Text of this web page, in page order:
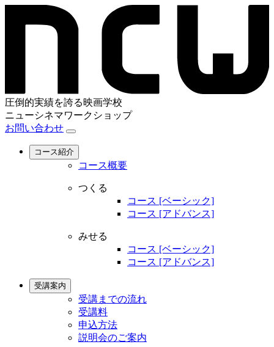
圧倒的実績を誇る映画学校
ニューシネマワークショップ
お問い合わせ
コース紹介
コース概要
つくる
コース [ベーシック]
コース [アドバンス]
みせる
コース [ベーシック]
コース [アドバンス]
受講案内
受講までの流れ
受講料
申込方法
説明会のご案内